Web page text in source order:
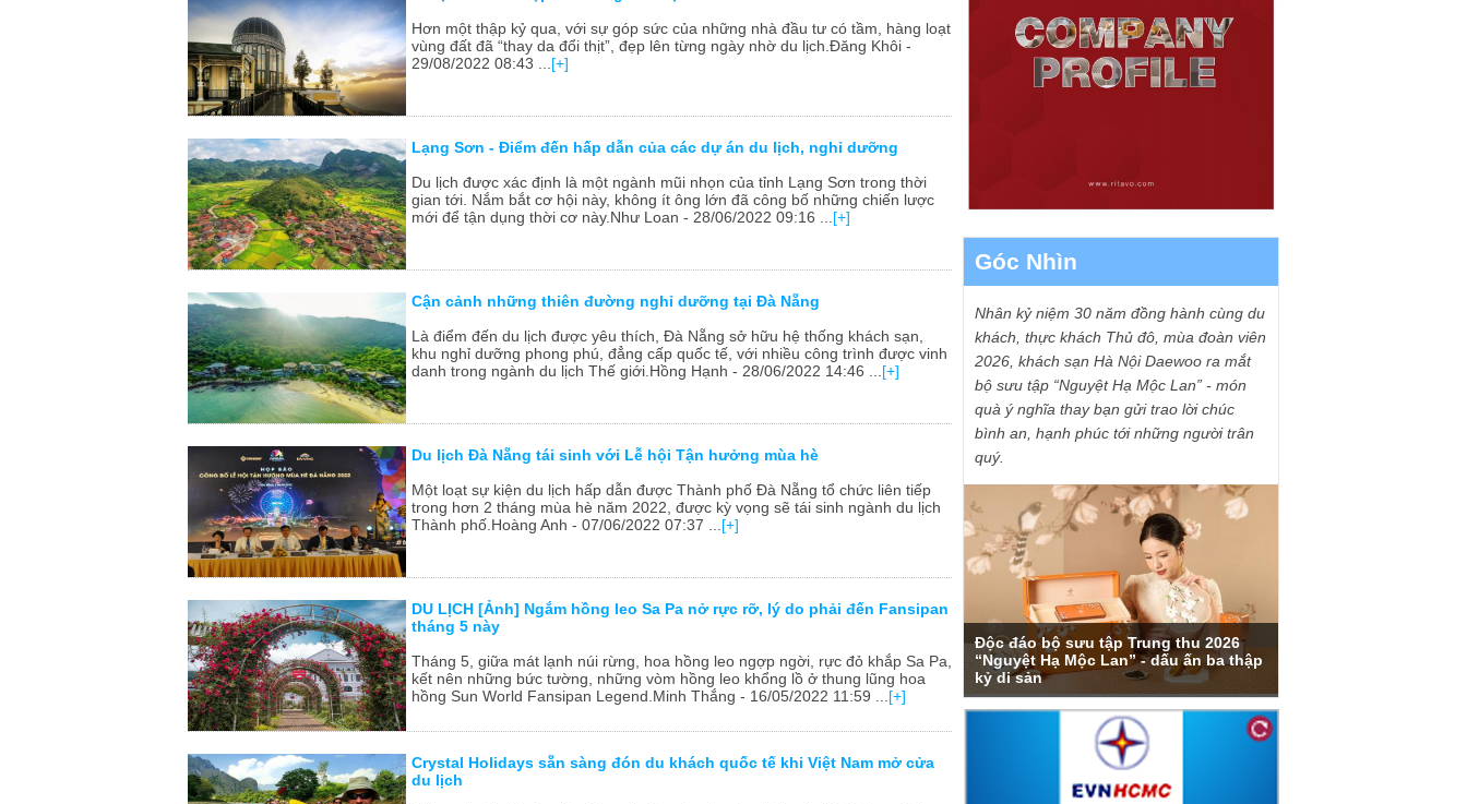
Hơn một thập kỷ qua, với sự góp sức của những nhà đầu tư có tầm, hàng loạt
vùng đất đã “thay da đổi thịt”, đẹp lên từng ngày nhờ du lịch.Đăng Khôi -
29/08/2022 08:43 ... [+]
Lạng Sơn - Điểm đến hấp dẫn của các dự án du lịch, nghỉ dưỡng
Du lịch được xác định là một ngành mũi nhọn của tỉnh Lạng Sơn trong thời
gian tới. Nắm bắt cơ hội này, không ít ông lớn đã công bố những chiến lược
mới để tận dụng thời cơ này.Như Loan - 28/06/2022 09:16 ... [+]
Cận cảnh những thiên đường nghỉ dưỡng tại Đà Nẵng
Là điểm đến du lịch được yêu thích, Đà Nẵng sở hữu hệ thống khách sạn,
khu nghỉ dưỡng phong phú, đẳng cấp quốc tế, với nhiều công trình được vinh
danh trong ngành du lịch Thế giới.Hồng Hạnh - 28/06/2022 14:46 ... [+]
Du lịch Đà Nẵng tái sinh với Lễ hội Tận hưởng mùa hè
Một loạt sự kiện du lịch hấp dẫn được Thành phố Đà Nẵng tổ chức liên tiếp
trong hơn 2 tháng mùa hè năm 2022, được kỳ vọng sẽ tái sinh ngành du lịch
Thành phố.Hoàng Anh - 07/06/2022 07:37 ... [+]
DU LỊCH [Ảnh] Ngắm hồng leo Sa Pa nở rực rỡ, lý do phải đến Fansipan
tháng 5 này
Tháng 5, giữa mát lạnh núi rừng, hoa hồng leo ngợp ngời, rực đỏ khắp Sa Pa,
kết nên những bức tường, những vòm hồng leo khổng lồ ở thung lũng hoa
hồng Sun World Fansipan Legend.Minh Thắng - 16/05/2022 11:59 ... [+]
Crystal Holidays sẵn sàng đón du khách quốc tế khi Việt Nam mở cửa
du lịch
Góc Nhìn
Nhân kỷ niệm 30 năm đồng hành cùng du
khách, thực khách Thủ đô, mùa đoàn viên
2026, khách sạn Hà Nội Daewoo ra mắt
bộ sưu tập “Nguyệt Hạ Mộc Lan” - món
quà ý nghĩa thay bạn gửi trao lời chúc
bình an, hạnh phúc tới những người trân
quý.
Độc đáo bộ sưu tập Trung thu 2026
“Nguyệt Hạ Mộc Lan” - dấu ấn ba thập
kỷ di sản